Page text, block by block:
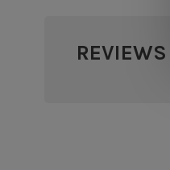
REVIEWS